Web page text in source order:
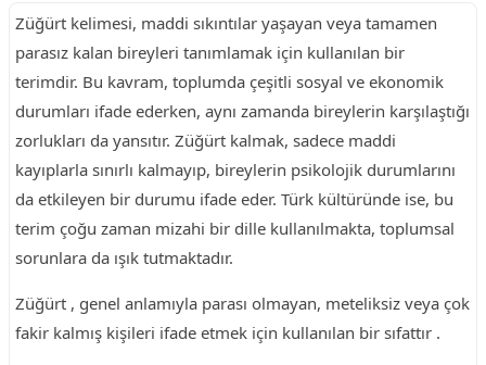
Züğürt kelimesi, maddi sıkıntılar yaşayan veya tamamen
parasız kalan bireyleri tanımlamak için kullanılan bir
terimdir. Bu kavram, toplumda çeşitli sosyal ve ekonomik
durumları ifade ederken, aynı zamanda bireylerin karşılaştığı
zorlukları da yansıtır. Züğürt kalmak, sadece maddi
kayıplarla sınırlı kalmayıp, bireylerin psikolojik durumlarını
da etkileyen bir durumu ifade eder. Türk kültüründe ise, bu
terim çoğu zaman mizahi bir dille kullanılmakta, toplumsal
sorunlara da ışık tutmaktadır.
Züğürt , genel anlamıyla parası olmayan, meteliksiz veya çok
fakir kalmış kişileri ifade etmek için kullanılan bir sıfattır .